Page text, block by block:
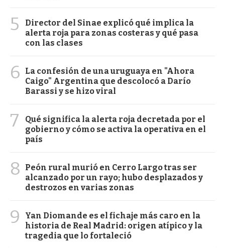
5
Director del Sinae explicó qué implica la
alerta roja para zonas costeras y qué pasa
con las clases
6
La confesión de una uruguaya en "Ahora
Caigo" Argentina que descolocó a Darío
Barassi y se hizo viral
7
Qué significa la alerta roja decretada por el
gobierno y cómo se activa la operativa en el
país
8
Peón rural murió en Cerro Largo tras ser
alcanzado por un rayo; hubo desplazados y
destrozos en varias zonas
9
Yan Diomande es el fichaje más caro en la
historia de Real Madrid: origen atípico y la
tragedia que lo fortaleció